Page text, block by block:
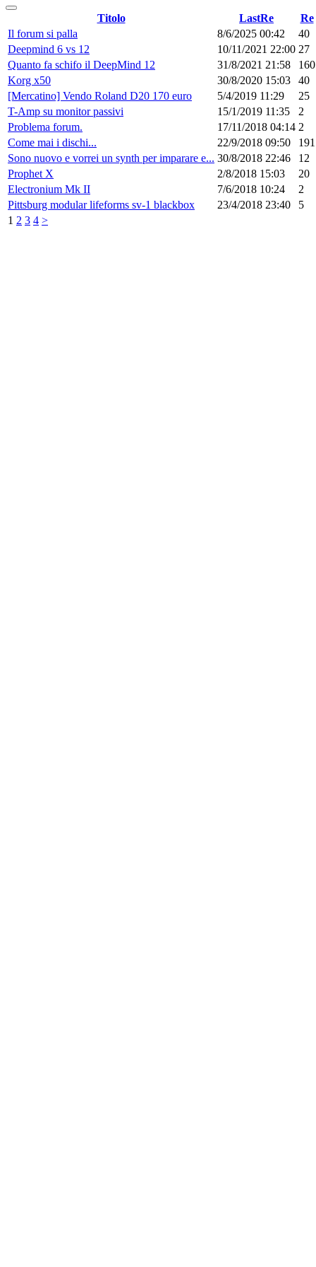
Titolo LastRe Re
1 2 3 4 >
Il forum si palla 8/6/2025 00:42
40
Deepmind 6 vs 12
10/11/2021 22:00 27
Quanto fa schifo il DeepMind 12
31/8/2021 21:58
160
Korg x50
30/8/2020 15:03
40
[Mercatino] Vendo Roland D20 170 euro
5/4/2019 11:29
25
T-Amp su monitor passivi
15/1/2019 11:35
2
Problema forum.
17/11/2018 04:14 2
Come mai i dischi...
22/9/2018 09:50
191
Sono nuovo e vorrei un synth per imparare e... 30/8/2018 22:46
12
Prophet X
2/8/2018 15:03
20
Electronium Mk II
7/6/2018 10:24
2
Pittsburg modular lifeforms sv-1 blackbox
23/4/2018 23:40 5